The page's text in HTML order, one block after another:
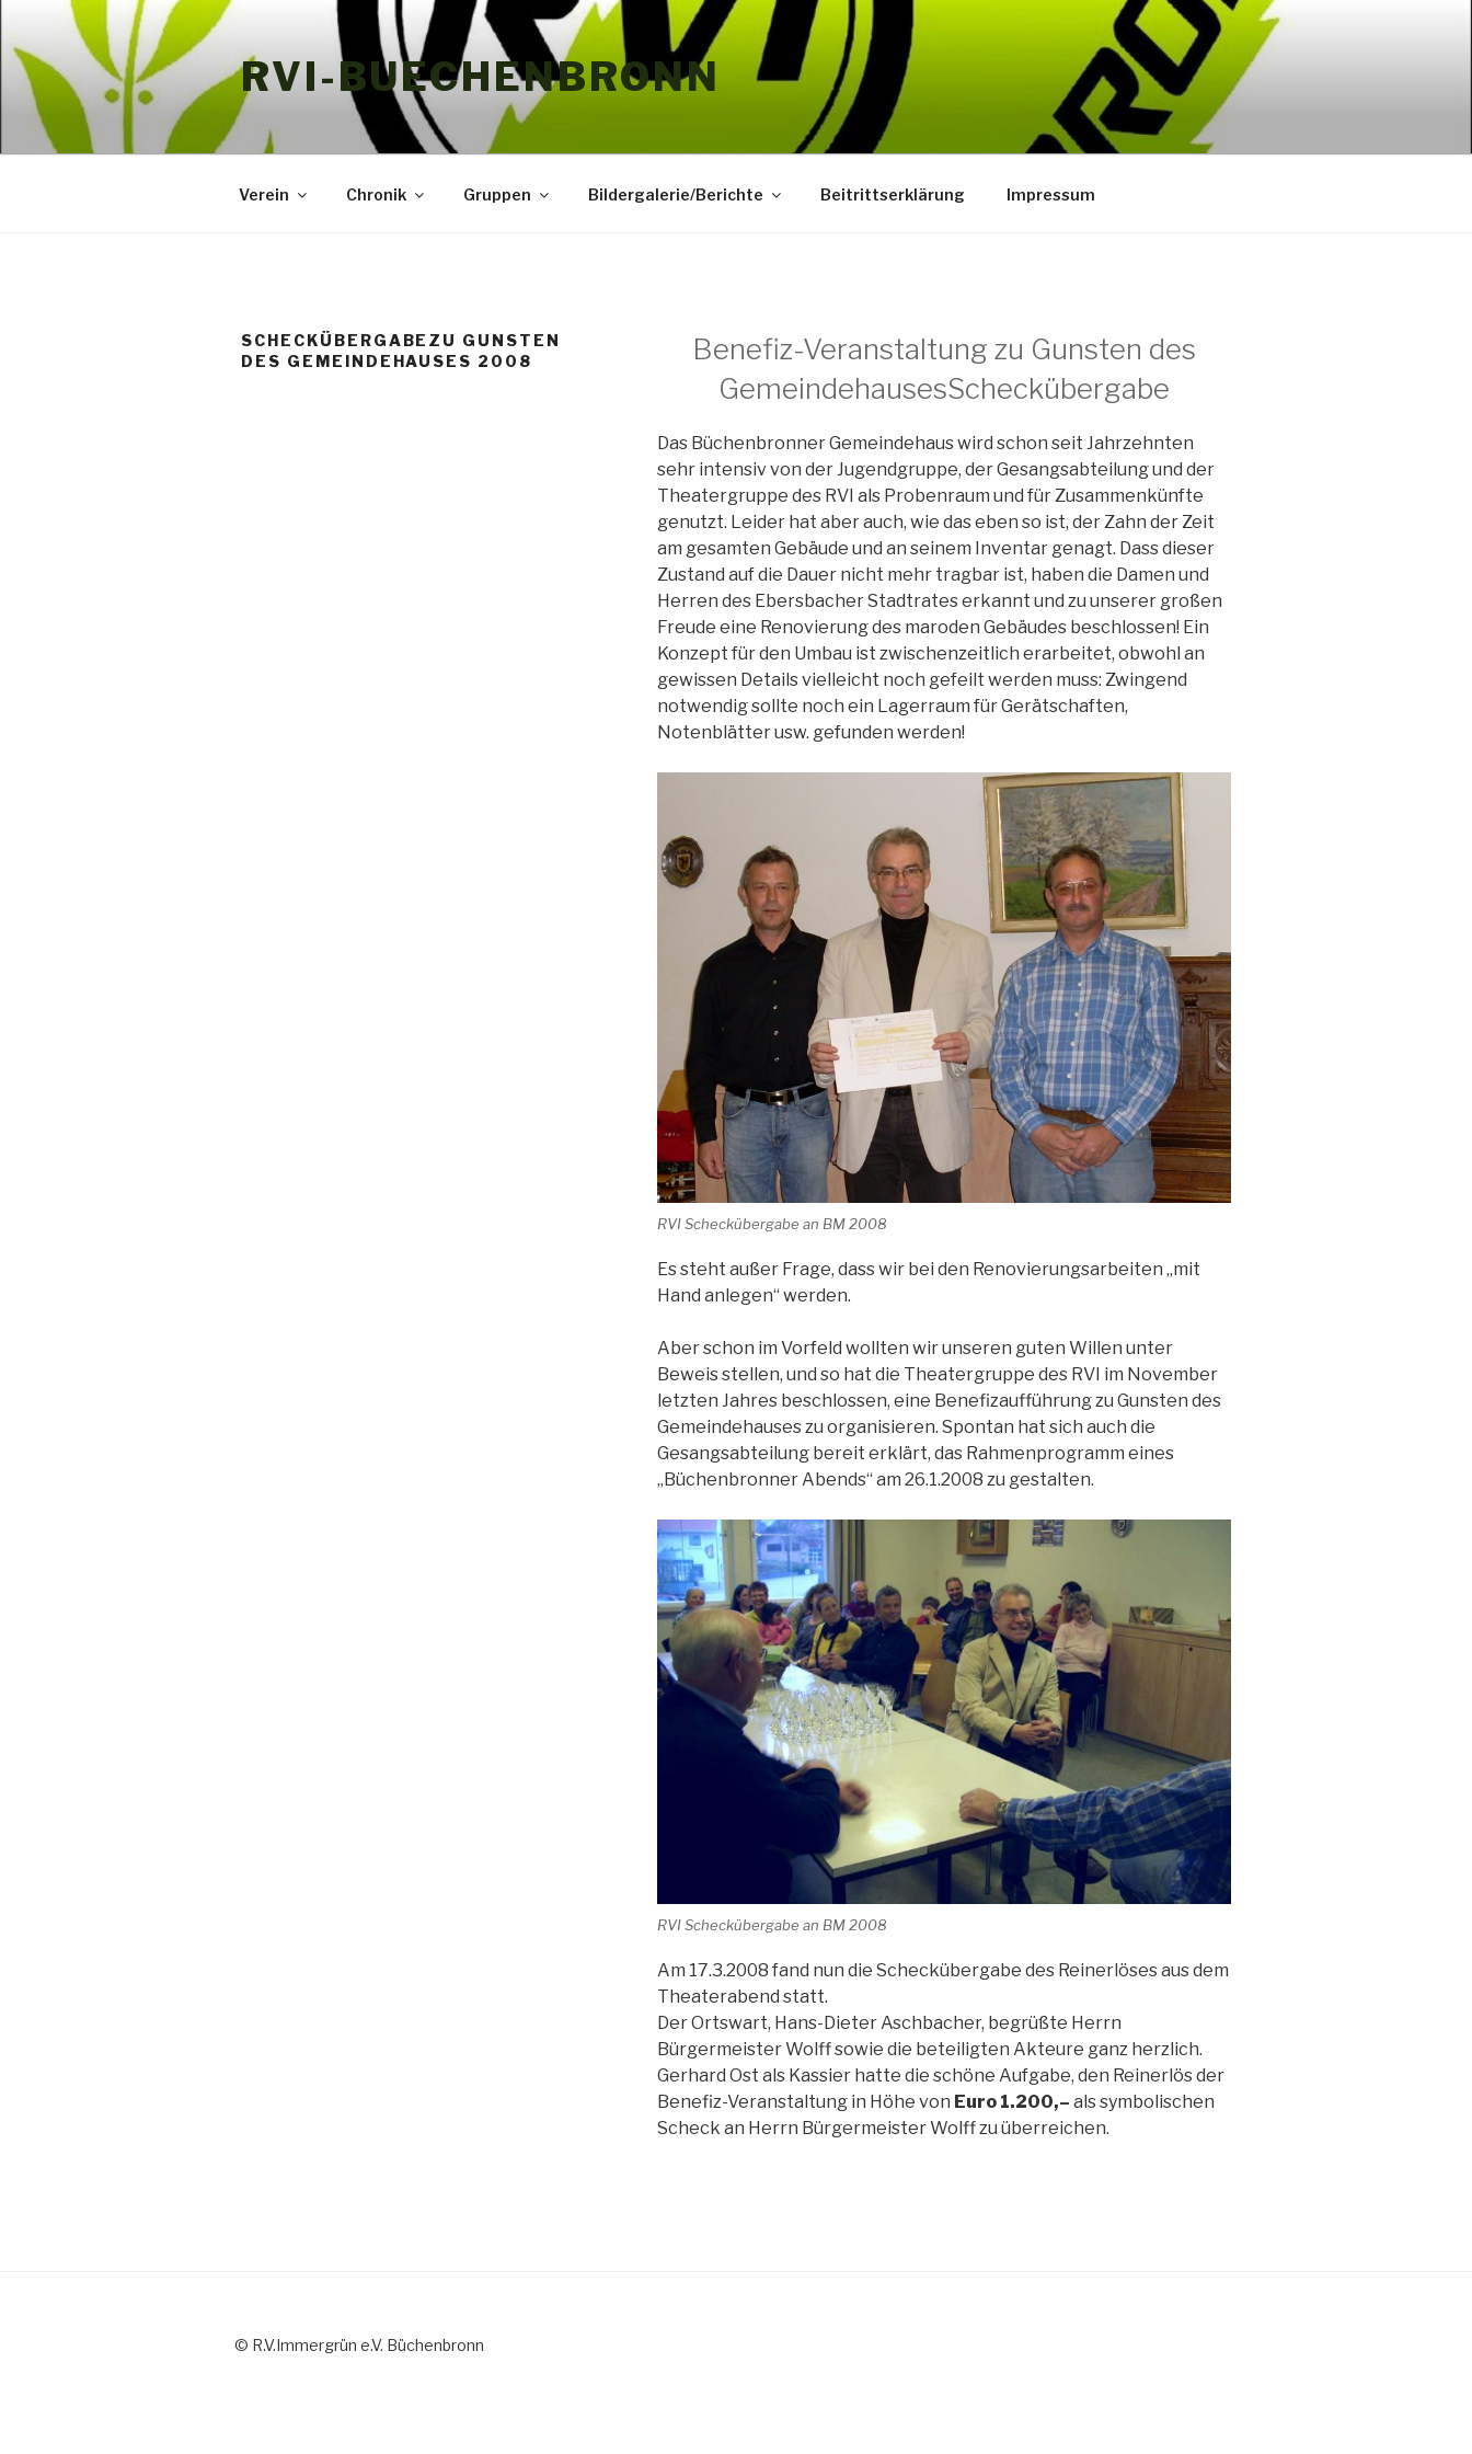
springen
RVI-BUECHENBRONN
Verein Chronik Gruppen Bildergalerie/Berichte Beitrittserklärung Impressum
SCHECKÜBERGABEZU GUNSTEN
DES GEMEINDEHAUSES 2008
Benefiz-Veranstaltung zu Gunsten des
GemeindehausesScheckübergabe
Das Büchenbronner Gemeindehaus wird schon seit Jahrzehnten
sehr intensiv von der Jugendgruppe, der Gesangsabteilung und der
Theatergruppe des RVI als Probenraum und für Zusammenkünfte
genutzt. Leider hat aber auch, wie das eben so ist, der Zahn der Zeit
am gesamten Gebäude und an seinem Inventar genagt. Dass dieser
Zustand auf die Dauer nicht mehr tragbar ist, haben die Damen und
Herren des Ebersbacher Stadtrates erkannt und zu unserer großen
Freude eine Renovierung des maroden Gebäudes beschlossen! Ein
Konzept für den Umbau ist zwischenzeitlich erarbeitet, obwohl an
gewissen Details vielleicht noch gefeilt werden muss: Zwingend
notwendig sollte noch ein Lagerraum für Gerätschaften,
Notenblätter usw. gefunden werden!
RVI Scheckübergabe an BM 2008
Es steht außer Frage, dass wir bei den Renovierungsarbeiten „mit
Hand anlegen“ werden.
Aber schon im Vorfeld wollten wir unseren guten Willen unter
Beweis stellen, und so hat die Theatergruppe des RVI im November
letzten Jahres beschlossen, eine Benefizaufführung zu Gunsten des
Gemeindehauses zu organisieren. Spontan hat sich auch die
Gesangsabteilung bereit erklärt, das Rahmenprogramm eines
„Büchenbronner Abends“ am 26.1.2008 zu gestalten.
RVI Scheckübergabe an BM 2008
Am 17.3.2008 fand nun die Scheckübergabe des Reinerlöses aus dem
Theaterabend statt.
Der Ortswart, Hans-Dieter Aschbacher, begrüßte Herrn
Bürgermeister Wolff sowie die beteiligten Akteure ganz herzlich.
Gerhard Ost als Kassier hatte die schöne Aufgabe, den Reinerlös der
Benefiz-Veranstaltung in Höhe von Euro 1.200,– als symbolischen
Scheck an Herrn Bürgermeister Wolff zu überreichen.
© R.V.Immergrün e.V. Büchenbronn